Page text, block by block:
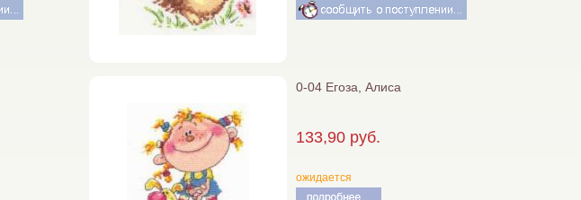
0-04 Егоза, Алиса
133,90 руб.
ожидается